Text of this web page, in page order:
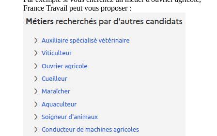
France Travail peut vous proposer :